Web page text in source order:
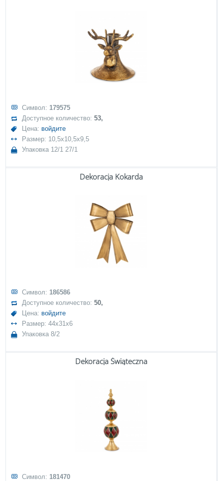
Символ: 179575
Доступное количество:53,
Цена: войдите
Размер: 10,5x10,5x9,5
Упаковка 12/1 27/1
Dekoracja Kokarda
Символ: 186586
Доступное количество:50,
Цена: войдите
Размер: 44x31x6
Упаковка 8/2
Dekoracja Świąteczna
Символ: 181470